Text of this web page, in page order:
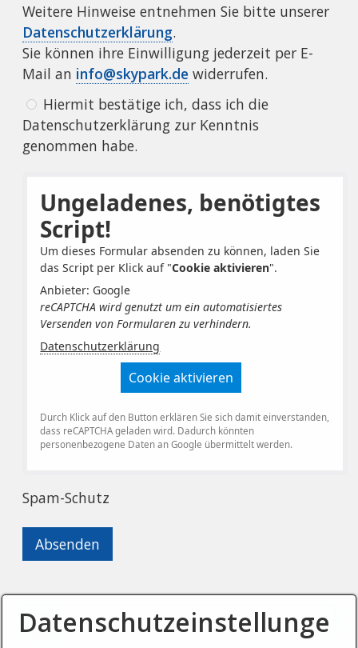
Weitere Hinweise entnehmen Sie bitte unserer
Datenschutzerklärung.
Sie können ihre Einwilligung jederzeit per E-
Mail an info@skypark.de widerrufen.
Hiermit bestätige ich, dass ich die
Datenschutzerklärung zur Kenntnis
genommen habe.
Ungeladenes, benötigtes
Script!
Um dieses Formular absenden zu können, laden Sie
das Script per Klick auf "Cookie aktivieren".
Anbieter: Google
reCAPTCHA wird genutzt um ein automatisiertes
Versenden von Formularen zu verhindern.
Datenschutzerklärung
Cookie aktivieren
Durch Klick auf den Button erklären Sie sich damit einverstanden,
dass reCAPTCHA geladen wird. Dadurch könnten
personenbezogene Daten an Google übermittelt werden.
Spam-Schutz
Datenschutzeinstellunge